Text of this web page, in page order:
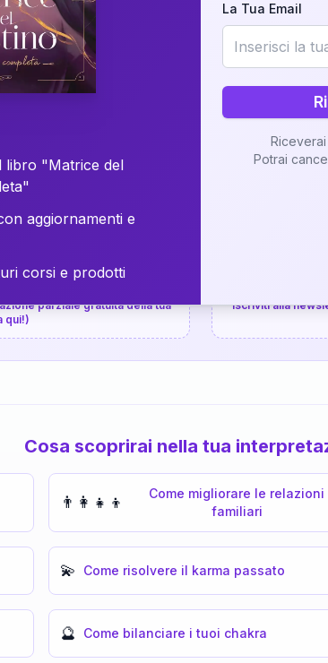
✨ Interpretazione personalizzata
Scopri il Libro
gratuita
parziale gratuita della tua
qui!)
Iscriviti alla
Cosa scoprirai nella tua
👨‍👩‍👧‍👦
Come migliorare le relazioni
familiari
💫 Come risolvere il karma passato
🔮 Come bilanciare i tuoi chakra
libro "Matrice del
aggiornamenti e
corsi e prodotti
La Tua Email
Potrai